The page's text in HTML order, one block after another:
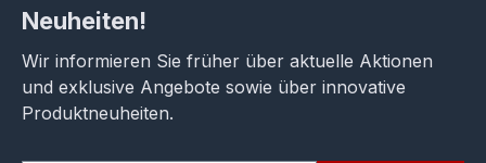
Neuheiten!
Wir informieren Sie früher über aktuelle Aktionen
und exklusive Angebote sowie über innovative
Produktneuheiten.